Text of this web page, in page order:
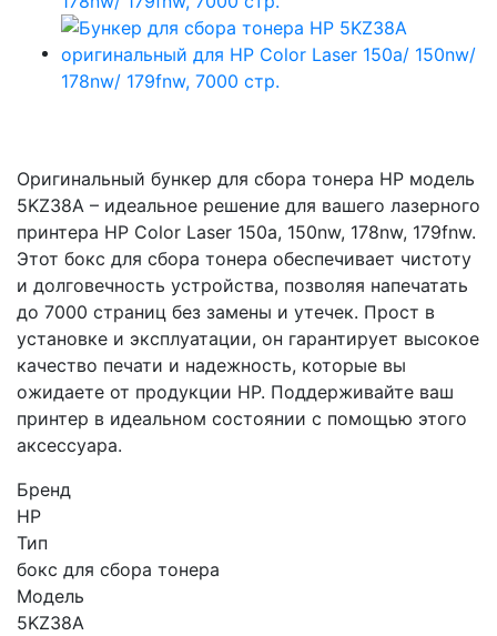
Оригинальный бункер для сбора тонера HP модель
5KZ38A – идеальное решение для вашего лазерного
принтера HP Color Laser 150a, 150nw, 178nw, 179fnw.
Этот бокс для сбора тонера обеспечивает чистоту
и долговечность устройства, позволяя напечатать
до 7000 страниц без замены и утечек. Прост в
установке и эксплуатации, он гарантирует высокое
качество печати и надежность, которые вы
ожидаете от продукции HP. Поддерживайте ваш
принтер в идеальном состоянии с помощью этого
аксессуара.
Бренд
HP
Тип
бокс для сбора тонера
Модель
5KZ38A